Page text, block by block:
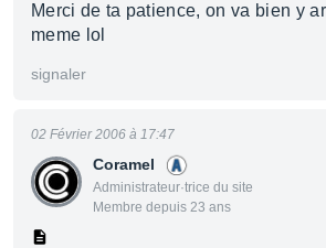
Merci de ta patience, on va bien y
meme lol
signaler
Coramel
Administrateur·trice du site
Membre depuis 23 ans
02 Février 2006 à 17:47